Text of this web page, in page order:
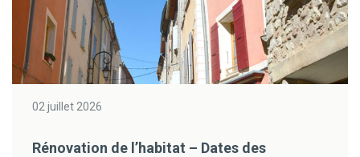
02 juillet 2026
Rénovation de l’habitat – Dates des